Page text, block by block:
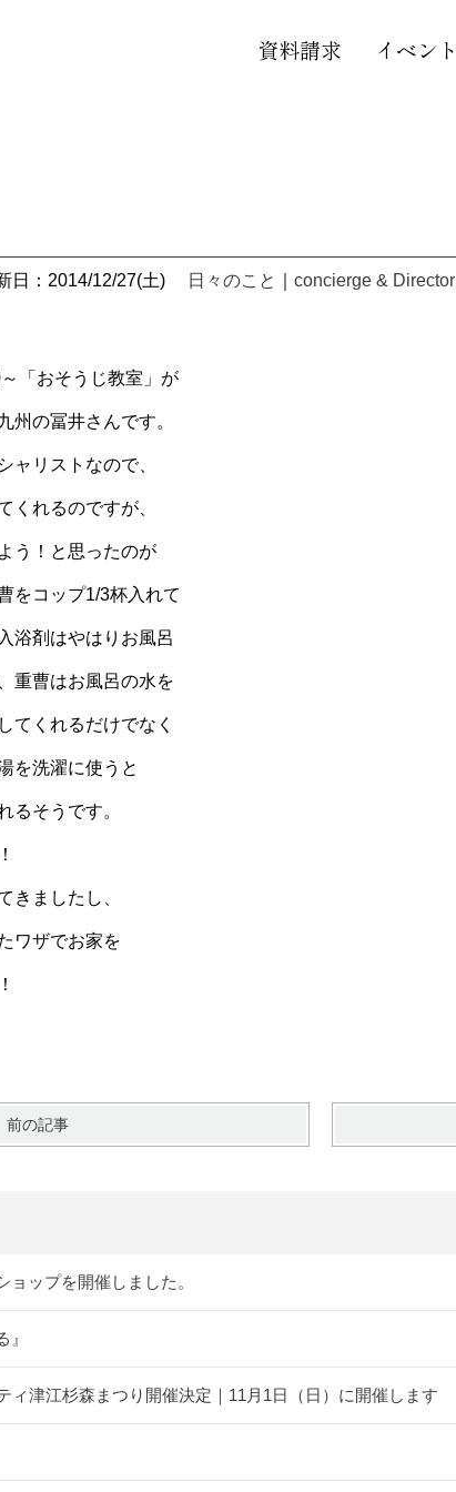
資料請求 イベント
日：2014/12/27(土) 日々のこと concierge & Director
「おそうじ教室」が
州の冨井さんです。
ャリストなので、
くれるのですが、
う！と思ったのが
をコップ1/3杯入れて
浴剤はやはりお風呂
重曹はお風呂の水を
てくれるだけでなく
を洗濯に使うと
るそうです。
きましたし、
ワザでお家を
前の記事
ョップを開催しました。
』
ィ津江杉森まつり開催決定｜11月1日（日）に開催します